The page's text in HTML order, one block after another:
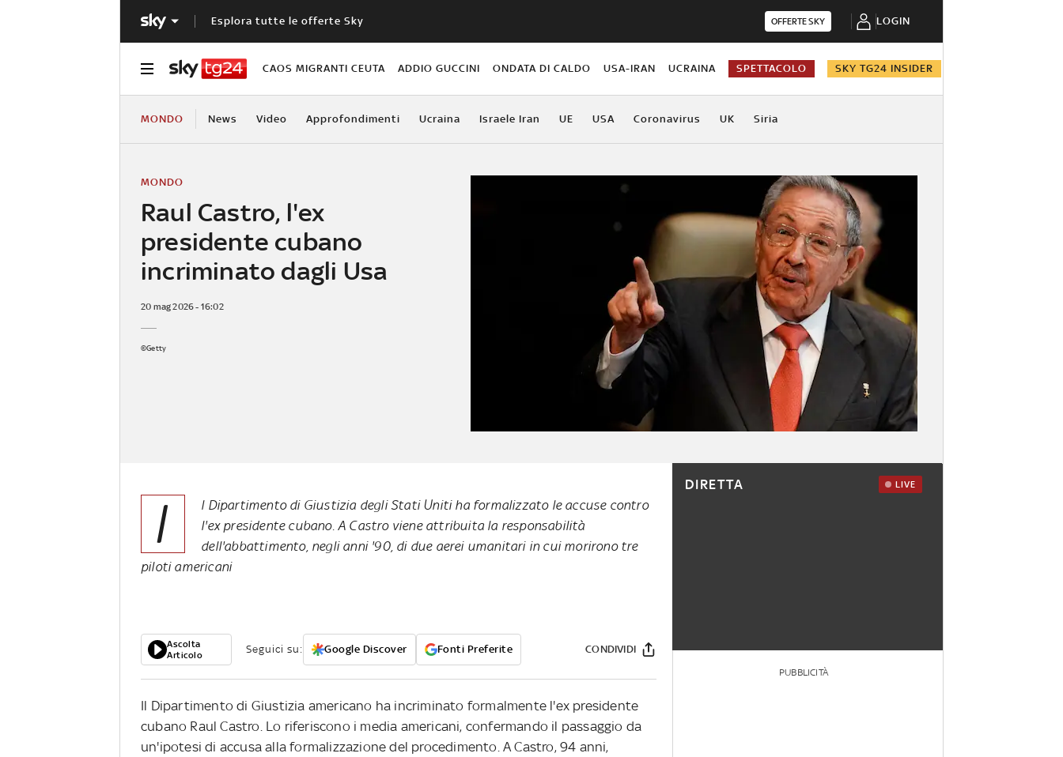
Esplora tutte le offerte Sky OFFERTE SKY LOGIN
CAOS MIGRANTI CEUTA ADDIO GUCCINI ONDATA DI CALDO USA-IRAN UCRAINA SPETTACOLO SKY TG24 INSIDER
MONDO News Video Approfondimenti Ucraina Israele Iran UE USA Coronavirus UK Siria
Raul Castro, l'ex
presidente cubano
incriminato dagli Usa
MONDO
20 mag 2026 - 16:02
©Getty
I
l Dipartimento di Giustizia degli Stati Uniti ha formalizzato le accuse contro
l'ex presidente cubano. A Castro viene attribuita la responsabilità
dell'abbattimento, negli anni '90, di due aerei umanitari in cui morirono tre
piloti americani
Ascolta
Articolo
Seguici su: Google Discover Fonti Preferite CONDIVIDI
Il Dipartimento di Giustizia americano ha incriminato formalmente l'ex presidente
cubano Raul Castro. Lo riferiscono i media americani, confermando il passaggio da
un'ipotesi di accusa alla formalizzazione del procedimento. A Castro, 94 anni,
DIRETTA LIVE
PUBBLICITÀ